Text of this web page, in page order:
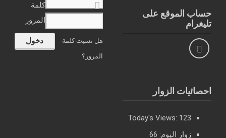
كلمة
المرور
هل نسيت كلمة
المرور؟
حساب الموقع على
تليغرام
احصائيات الزوار
Today's Views: 123
زوار اليوم: 66